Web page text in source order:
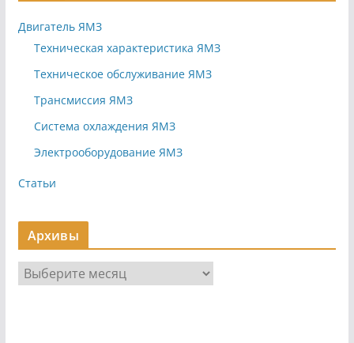
Двигатель ЯМЗ
Техническая характеристика ЯМЗ
Техническое обслуживание ЯМЗ
Трансмиссия ЯМЗ
Система охлаждения ЯМЗ
Электрооборудование ЯМЗ
Статьи
Архивы
р